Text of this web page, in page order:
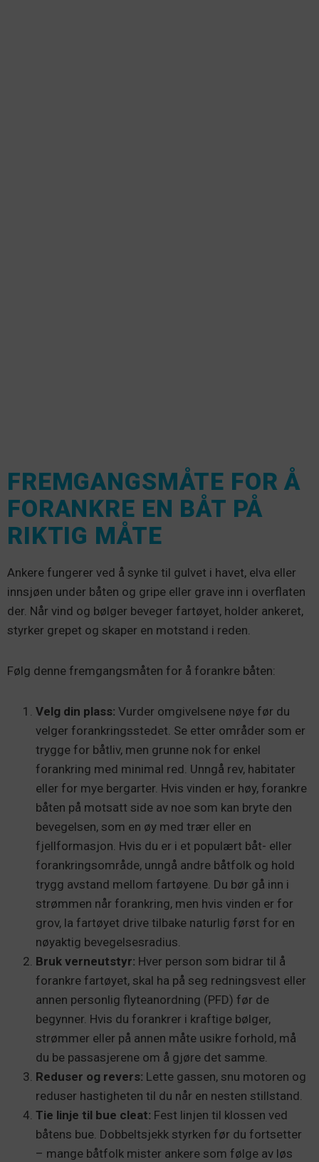
FREMGANGSMÅTE FOR Å
FORANKRE EN BÅT PÅ
RIKTIG MÅTE
Ankere fungerer ved å synke til gulvet i havet, elva eller
innsjøen under båten og gripe eller grave inn i overflaten
der. Når vind og bølger beveger fartøyet, holder ankeret,
styrker grepet og skaper en motstand i reden.
Følg denne fremgangsmåten for å forankre båten:
Velg din plass: Vurder omgivelsene nøye før du
velger forankringsstedet. Se etter områder som er
trygge for båtliv, men grunne nok for enkel
forankring med minimal red. Unngå rev, habitater
eller for mye bergarter. Hvis vinden er høy, forankre
båten på motsatt side av noe som kan bryte den
bevegelsen, som en øy med trær eller en
fjellformasjon. Hvis du er i et populært båt- eller
forankringsområde, unngå andre båtfolk og hold
trygg avstand mellom fartøyene. Du bør gå inn i
strømmen når forankring, men hvis vinden er for
grov, la fartøyet drive tilbake naturlig først for en
nøyaktig bevegelsesradius.
Bruk verneutstyr: Hver person som bidrar til å
forankre fartøyet, skal ha på seg redningsvest eller
annen personlig flyteanordning (PFD) før de
begynner. Hvis du forankrer i kraftige bølger,
strømmer eller på annen måte usikre forhold, må
du be passasjerene om å gjøre det samme.
Reduser og revers: Lette gassen, snu motoren og
reduser hastigheten til du når en nesten stillstand.
Tie linje til bue cleat: Fest linjen til klossen ved
båtens bue. Dobbeltsjekk styrken før du fortsetter
– mange båtfolk mister ankere som følge av løs